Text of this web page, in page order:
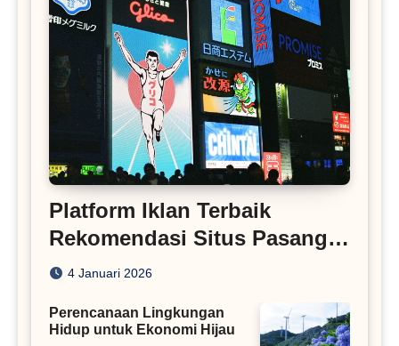
Platform Iklan Terbaik
Rekomendasi Situs Pasang
Iklan
4 Januari 2026
Perencanaan Lingkungan
Hidup untuk Ekonomi Hijau